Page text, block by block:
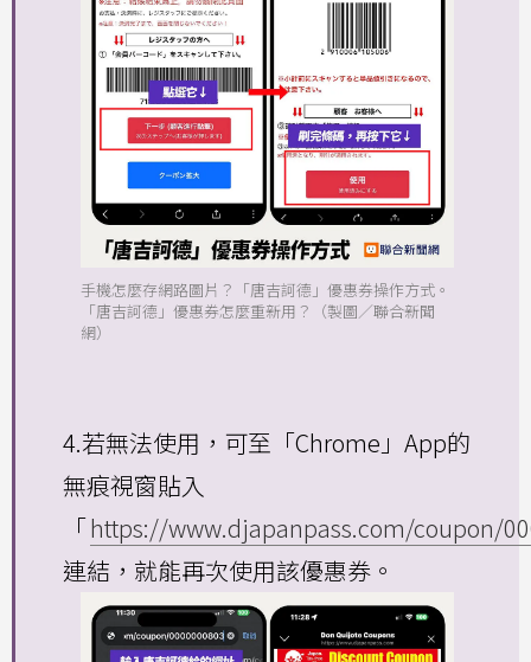
手機怎麼存網路圖片？「唐吉訶德」優惠券操作方式。
「唐吉訶德」優惠券怎麼重新用？（製圖／聯合新聞
網）
4.若無法使用，可至「Chrome」App的
無痕視窗貼入
「https://www.djapanpass.com/coupon/
連結，就能再次使用該優惠券。